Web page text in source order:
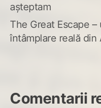
așteptam
The Great Escape
întâmplare reală din
Comentarii